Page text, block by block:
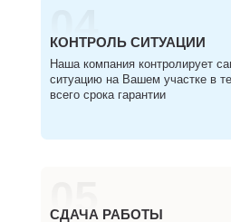
04
КОНТРОЛЬ СИТУАЦИИ
Наша компания контролирует
ситуацию на Вашем участке в
всего срока гарантии
05
СДАЧА РАБОТЫ